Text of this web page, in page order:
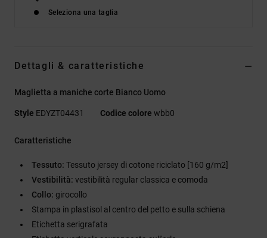
Seleziona una taglia
Dettagli & caratteristiche
Maglietta a maniche corte Bianco Uomo
Style EDYZT04431 Codice colore wbb0
Caratteristiche
Tessuto: Tessuto jersey di cotone riciclato [160 g/m2]
Vestibilità: vestibilità regular classica e comoda
Collo: girocollo
Stampa in plastisol al centro del petto e sulla schiena
Etichetta serigrafata